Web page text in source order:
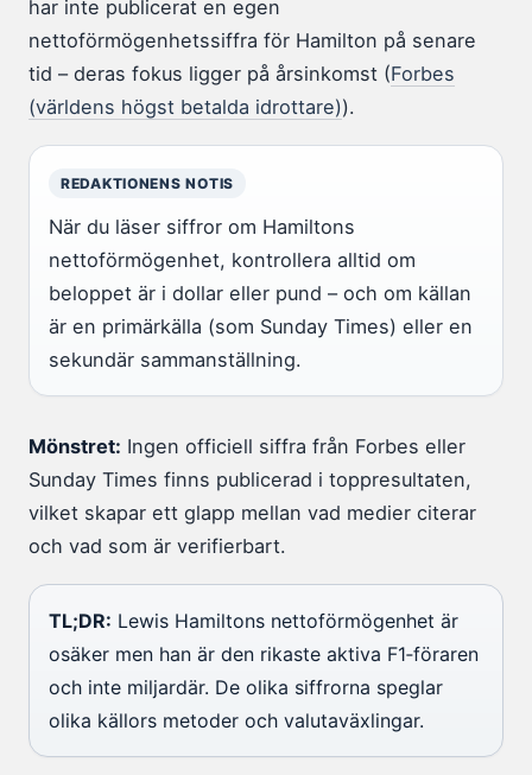
har inte publicerat en egen
nettoförmögenhetssiffra för Hamilton på senare
tid – deras fokus ligger på årsinkomst (Forbes
(världens högst betalda idrottare)).
REDAKTIONENS NOTIS
När du läser siffror om Hamiltons
nettoförmögenhet, kontrollera alltid om
beloppet är i dollar eller pund – och om källan
är en primärkälla (som Sunday Times) eller en
sekundär sammanställning.
Mönstret: Ingen officiell siffra från Forbes eller
Sunday Times finns publicerad i toppresultaten,
vilket skapar ett glapp mellan vad medier citerar
och vad som är verifierbart.
TL;DR: Lewis Hamiltons nettoförmögenhet är
osäker men han är den rikaste aktiva F1‑föraren
och inte miljardär. De olika siffrorna speglar
olika källors metoder och valutaväxlingar.